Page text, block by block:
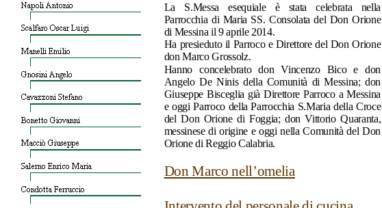
La S.Messa esequiale è stata celebrata nella
Parrocchia di Maria SS. Consolata del Don Orione
di Messina il 9 aprile 2014.
Ha presieduto il Parroco e Direttore del Don Orione
don Marco Grossolz.
Hanno concelebrato don Vincenzo Bico e don
Angelo De Ninis della Comunità di Messina; don
Giuseppe Bisceglia già Direttore Parroco a Messina
e oggi Parroco della Parrocchia S.Maria della Croce
del Don Orione di Foggia; don Vittorio Quaranta,
messinese di origine e oggi nella Comunità del Don
Orione di Reggio Calabria.
Don Marco nell’omelia